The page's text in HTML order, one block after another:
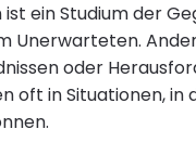
ein Studium der
Unerwarteten.
oder
oft in Situationen,